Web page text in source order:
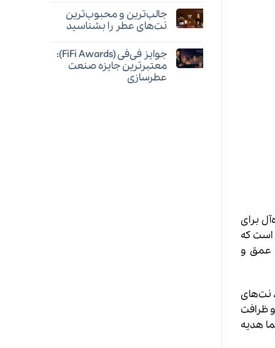
برای
است که
از عمق و
نت‌های
ظرافت
هدیه
برتر
بدهیم؟
برای
برندگان
FiFi
جشنواره
برترین‌های
عطر
ثبت
نشده
جالب‌ترین و محبوب‌ترین
نت‌های عطر را بشناسید
برای
جالب‌ترین
و
محبوب‌ترین
نت‌های
ثبت
نشده
جوایز فی‌فی (FiFi Awards):
معتبرترین جایزه صنعت
عطرسازی